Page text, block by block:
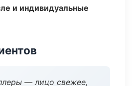
и индивидуальные
— лицо свежее,